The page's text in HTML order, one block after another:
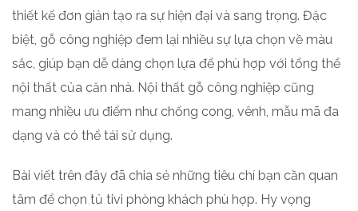
thiết kế đơn giản tạo ra sự hiện đại và sang trọng. Đặc
biệt, gỗ công nghiệp đem lại nhiều sự lựa chọn về màu
sắc, giúp bạn dễ dàng chọn lựa để phù hợp với tổng thể
nội thất của căn nhà. Nội thất gỗ công nghiệp cũng
mang nhiều ưu điểm như chống cong, vênh, mẫu mã đa
dạng và có thể tái sử dụng.
Bài viết trên đây đã chia sẻ những tiêu chí bạn cần quan
tâm để chọn tủ tivi phòng khách phù hợp. Hy vọng